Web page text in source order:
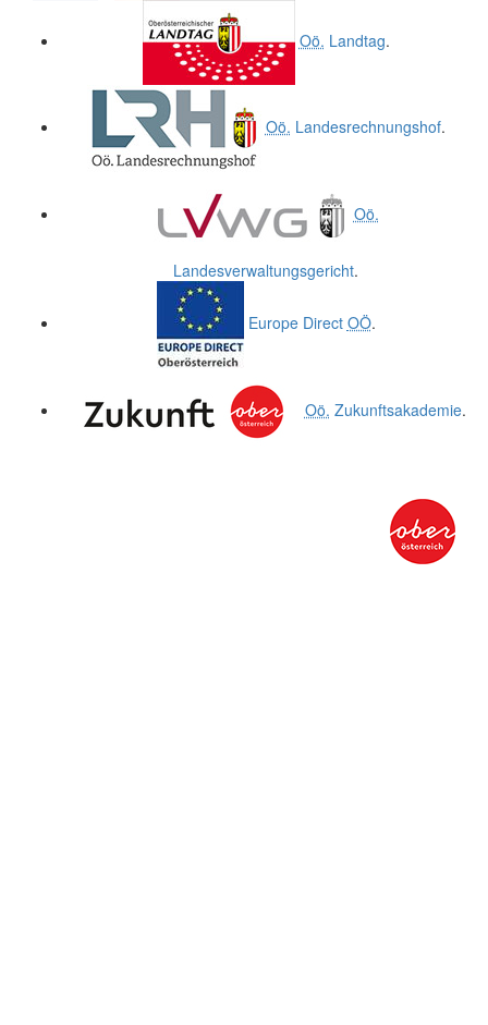
Oö. Landtag.
Oö. Landesrechnungshof.
Oö.
Landesverwaltungsgericht.
Europe Direct OÖ.
Oö. Zukunftsakademie.